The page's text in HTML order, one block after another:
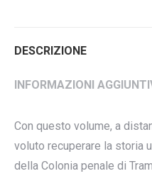
DESCRIZIONE
INFORMAZIONI
Con questo volume, a
voluto recuperare la storia
della Colonia penale di